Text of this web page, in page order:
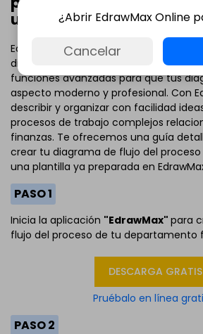
utilizando EdrawMax?
EdrawMax es una útil herramienta que
diagramas de negocios financieros.
funciones avanzadas para que tus
aspecto moderno y profesional. Con
describir y organizar con facilidad
procesos de trabajo complejos
finanzas. Te ofrecemos una guía
crear tu diagrama de flujo del
una plantilla ya preparada en
PASO 1
Inicia la aplicación "EdrawMax" para
flujo del proceso de tu departamento
DESCARGA GRATIS
Pruébalo en línea
PASO 2
¿Abrir EdrawMax Online
Cancelar